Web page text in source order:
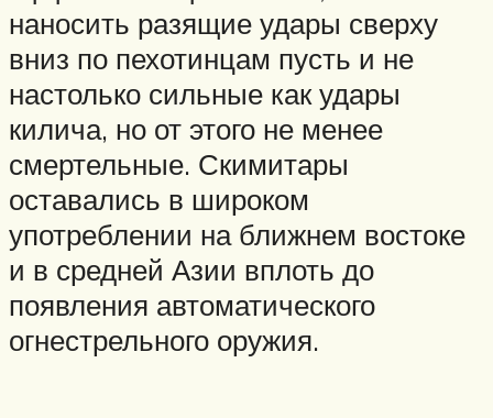
наносить разящие удары сверху
вниз по пехотинцам пусть и не
настолько сильные как удары
килича, но от этого не менее
смертельные. Скимитары
оставались в широком
употреблении на ближнем востоке
и в средней Азии вплоть до
появления автоматического
огнестрельного оружия.